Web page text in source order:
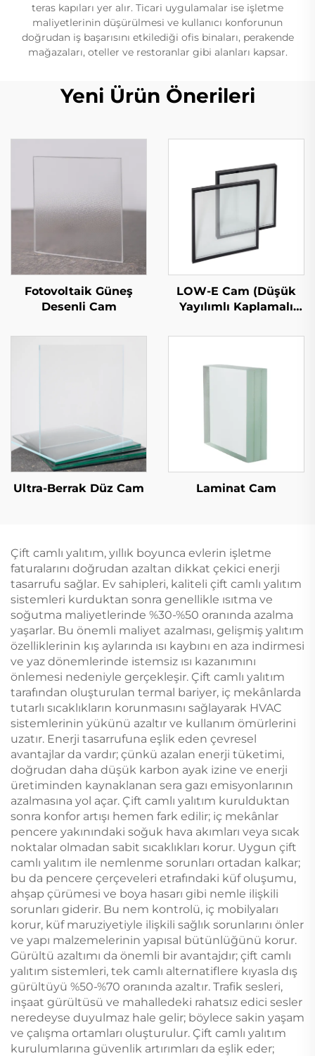
teras kapıları yer alır. Ticari uygulamalar ise işletme
maliyetlerinin düşürülmesi ve kullanıcı konforunun
doğrudan iş başarısını etkilediği ofis binaları, perakende
mağazaları, oteller ve restoranlar gibi alanları kapsar.
Yeni Ürün Önerileri
Fotovoltaik Güneş
Desenli Cam
LOW-E Cam (Düşük
Yayılımlı Kaplamalı
Ultra-Berrak Düz Cam Laminat Cam
Çift camlı yalıtım, yıllık boyunca evlerin işletme
faturalarını doğrudan azaltan dikkat çekici enerji
tasarrufu sağlar. Ev sahipleri, kaliteli çift camlı yalıtım
sistemleri kurduktan sonra genellikle ısıtma ve
soğutma maliyetlerinde %30-%50 oranında azalma
yaşarlar. Bu önemli maliyet azalması, gelişmiş yalıtım
özelliklerinin kış aylarında ısı kaybını en aza indirmesi
ve yaz dönemlerinde istemsiz ısı kazanımını
önlemesi nedeniyle gerçekleşir. Çift camlı yalıtım
tarafından oluşturulan termal bariyer, iç mekânlarda
tutarlı sıcaklıkların korunmasını sağlayarak HVAC
sistemlerinin yükünü azaltır ve kullanım ömürlerini
uzatır. Enerji tasarrufuna eşlik eden çevresel
avantajlar da vardır; çünkü azalan enerji tüketimi,
doğrudan daha düşük karbon ayak izine ve enerji
üretiminden kaynaklanan sera gazı emisyonlarının
azalmasına yol açar. Çift camlı yalıtım kurulduktan
sonra konfor artışı hemen fark edilir; iç mekânlar
pencere yakınındaki soğuk hava akımları veya sıcak
noktalar olmadan sabit sıcaklıkları korur. Uygun çift
camlı yalıtım ile nemlenme sorunları ortadan kalkar;
bu da pencere çerçeveleri etrafındaki küf oluşumu,
ahşap çürümesi ve boya hasarı gibi nemle ilişkili
sorunları giderir. Bu nem kontrolü, iç mobilyaları
korur, küf maruziyetiyle ilişkili sağlık sorunlarını önler
ve yapı malzemelerinin yapısal bütünlüğünü korur.
Gürültü azaltımı da önemli bir avantajdır; çift camlı
yalıtım sistemleri, tek camlı alternatiflere kıyasla dış
gürültüyü %50-%70 oranında azaltır. Trafik sesleri,
inşaat gürültüsü ve mahalledeki rahatsız edici sesler
neredeyse duyulmaz hale gelir; böylece sakin yaşam
ve çalışma ortamları oluşturulur. Çift camlı yalıtım
kurulumlarına güvenlik artırımları da eşlik eder;